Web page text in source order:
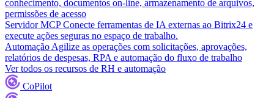
conhecimento, documentos on-line, armazenamento de arquivos,
permissões de acesso
Servidor MCP Conecte ferramentas de IA externas ao Bitrix24 e
execute ações seguras no espaço de trabalho.
Automação Agilize as operações com solicitações, aprovações,
relatórios de despesas, RPA e automação do fluxo de trabalho
Ver todos os recursos de RH e automação
CoPilot